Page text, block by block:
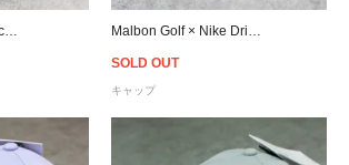
SOLD OUT
キャップ